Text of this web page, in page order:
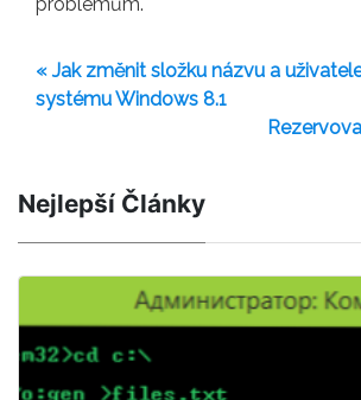
problémům.
« Jak změnit složku názvu a
systému Windows 8.1
Nejlepší Články